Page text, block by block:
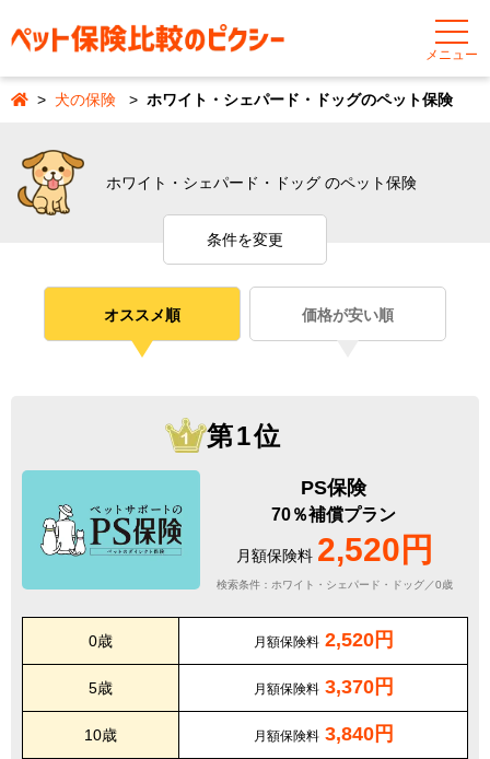
メニュー
犬の保険 ホワイト・シェパード・ドッグのペット保険
ホワイト・シェパード・ドッグ のペット保険
条件を変更
オススメ順 価格が安い順
第1位
PS保険
70％補償プラン
月額保険料 2,520円
検索条件：ホワイト・シェパード・ドッグ／0歳
0歳 月額保険料 2,520円
5歳 月額保険料 3,370円
10歳 月額保険料 3,840円